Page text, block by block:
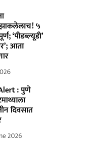
झाकलेलाच! ५
‘पीडब्ल्यूडी’
आता
: पुणे
दिवसात
2026